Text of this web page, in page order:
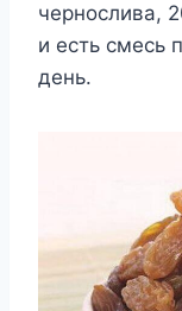
чернослива,
и есть смесь
день.